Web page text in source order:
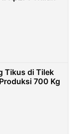
Tikus di Tilek
700 Kg